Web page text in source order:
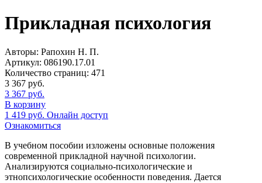
Прикладная психология
Авторы: Рапохин Н. П.
Артикул: 086190.17.01
Количество страниц: 471
3 367 руб.
3 367 руб.
В корзину
1 419 руб. Онлайн доступ
Ознакомиться
В учебном пособии изложены основные положения
современной прикладной научной психологии.
Анализируются социально-психологические и
этнопсихологические особенности поведения. Дается